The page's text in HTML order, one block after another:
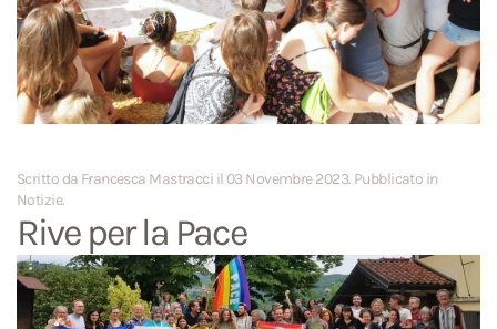
Scritto da Francesca Mastracci il 03 Novembre 2023. Pubblicato in
Notizie.
Rive per la Pace